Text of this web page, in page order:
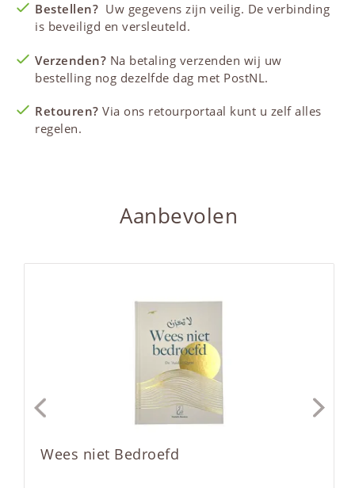
Bestellen? Uw gegevens zijn veilig. De verbinding
is beveiligd en versleuteld.
Verzenden? Na betaling verzenden wij uw
bestelling nog dezelfde dag met PostNL.
Retouren? Via ons retourportaal kunt u zelf alles
regelen.
Aanbevolen
Wees niet Bedroefd